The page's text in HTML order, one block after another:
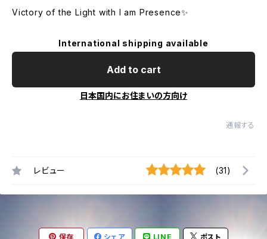
Victory of the Light with I am Presence✨
International shipping available
Add to cart
日本国内にお住まいの方向け
通報する
レビュー (31)
保存 シェア LINE ポスト